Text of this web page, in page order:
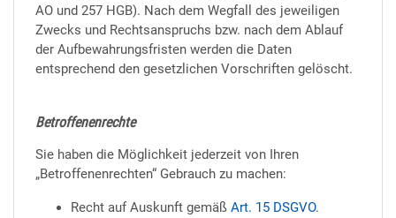
AO und 257 HGB). Nach dem Wegfall des jeweiligen
Zwecks und Rechtsanspruchs bzw. nach dem Ablauf
der Aufbewahrungsfristen werden die Daten
entsprechend den gesetzlichen Vorschriften gelöscht.
Betroffenenrechte
Sie haben die Möglichkeit jederzeit von Ihren
„Betroffenenrechten“ Gebrauch zu machen:
Recht auf Auskunft gemäß Art. 15 DSGVO.